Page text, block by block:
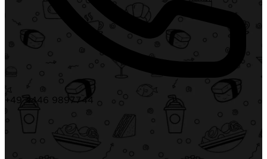
+49 4446 9897744